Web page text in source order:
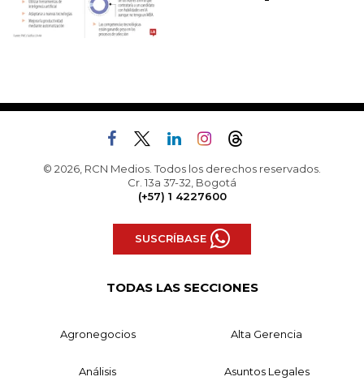
© 2026, RCN Medios. Todos los derechos reservados.
Cr. 13a 37-32, Bogotá
(+57) 1 4227600
SUSCRÍBASE
TODAS LAS SECCIONES
Agronegocios Alta Gerencia
Análisis Asuntos Legales